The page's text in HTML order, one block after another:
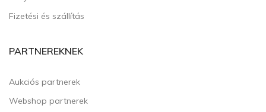
Fizetési és szállítás
PARTNEREKNEK
Aukciós partnerek
Webshop partnerek